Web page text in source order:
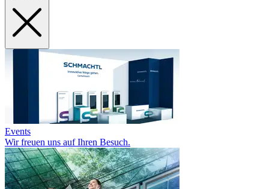
Events
Wir freuen uns auf Ihren Besuch.